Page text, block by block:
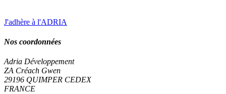
J'adhère à l'ADRIA
Nos coordonnées
Adria Développement
ZA Créach Gwen
29196 QUIMPER CEDEX
FRANCE